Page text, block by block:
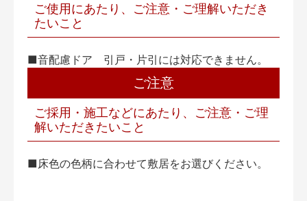
ご使用にあたり、ご注意・ご理解いただき
たいこと
■音配慮ドア 引戸・片引には対応できません。
ご注意
ご採用・施工などにあたり、ご注意・ご理
解いただきたいこと
■床色の色柄に合わせて敷居をお選びください。